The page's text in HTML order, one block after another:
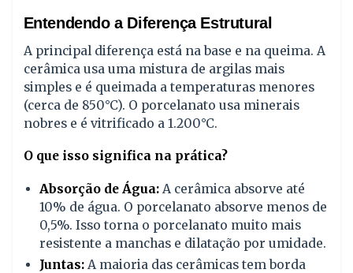
Entendendo a Diferença Estrutural
A principal diferença está na base e na queima. A
cerâmica usa uma mistura de argilas mais
simples e é queimada a temperaturas menores
(cerca de 850°C). O porcelanato usa minerais
nobres e é vitrificado a 1.200°C.
O que isso significa na prática?
Absorção de Água:A cerâmica absorve até
10% de água. O porcelanato absorve menos de
0,5%. Isso torna o porcelanato muito mais
resistente a manchas e dilatação por umidade.
Juntas:A maioria das cerâmicas tem borda